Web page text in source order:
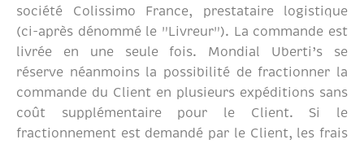
société Colissimo France, prestataire logistique
(ci-après dénommé le "Livreur"). La commande est
livrée en une seule fois. Mondial Uberti’s se
réserve néanmoins la possibilité de fractionner la
commande du Client en plusieurs expéditions sans
coût supplémentaire pour le Client. Si le
fractionnement est demandé par le Client, les frais